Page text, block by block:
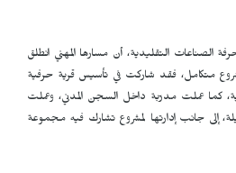
الصناعات التقليدية، أن مسارها المهني انطلق
متكامل، فقد شاركت في تأسيس قرية حرفية
كما عملت مدرّبة داخل السجن المدني، وعملت
إلى جانب إدارتها لمشروع تشارك فيه مجموعة